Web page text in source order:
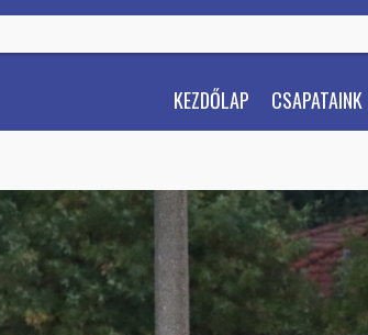
KEZDŐLAP CSAPATAINK